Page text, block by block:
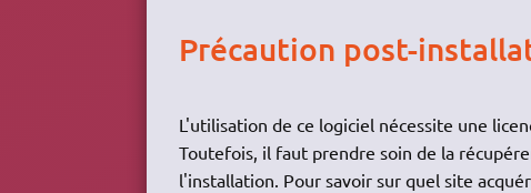
Précaution post-
L'utilisation de ce logiciel nécessite une
Toutefois, il faut prendre soin de la
l'installation. Pour savoir sur quel site